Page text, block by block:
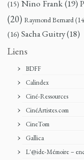
(15) Nino Frank(19)
(20) Raymond Bernard
(16) Sacha Guitry(18)
Liens
BDFF
Calindex
Ciné-Ressources
CinéArtistes.com
CineTom
Gallica
L'@ide-Mémoire –